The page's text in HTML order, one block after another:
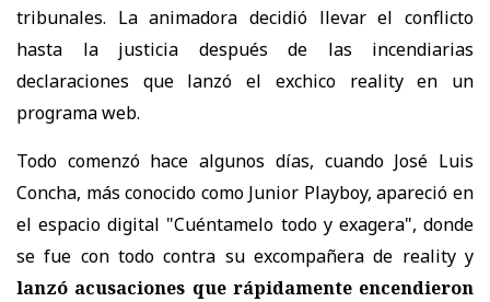
tribunales. La animadora decidió llevar el conflicto
hasta la justicia después de las incendiarias
declaraciones que lanzó el exchico reality en un
programa web.
Todo comenzó hace algunos días, cuando José Luis
Concha, más conocido como Junior Playboy, apareció en
el espacio digital "Cuéntamelo todo y exagera", donde
se fue con todo contra su excompañera de reality y
lanzó acusaciones que rápidamente encendieron